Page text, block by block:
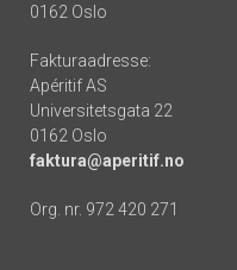
0162 Oslo
Fakturaadresse:
Apéritif AS
Universitetsgata 22
0162 Oslo
faktura@aperitif.no
Org. nr. 972 420 271